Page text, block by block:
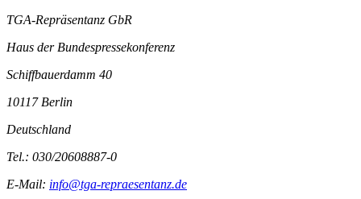
TGA-Repräsentanz GbR
Haus der Bundespressekonferenz
Schiffbauerdamm 40
10117 Berlin
Deutschland
Tel.: 030/20608887-0
E-Mail: info@tga-repraesentanz.de